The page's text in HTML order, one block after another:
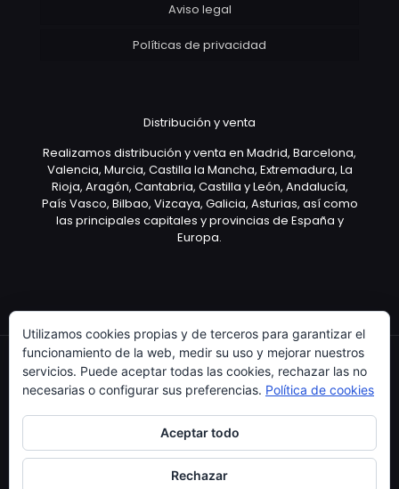
Aviso legal
Políticas de privacidad
Distribución y venta
Realizamos distribución y venta en Madrid, Barcelona,
Valencia, Murcia, Castilla la Mancha, Extremadura, La
Rioja, Aragón, Cantabria, Castilla y León, Andalucía,
País Vasco, Bilbao, Vizcaya, Galicia, Asturias, así como
las principales capitales y provincias de España y
Europa.
Utilizamos cookies propias y de terceros para garantizar el
funcionamiento de la web, medir su uso y mejorar nuestros
servicios. Puede aceptar todas las cookies, rechazar las no
necesarias o configurar sus preferencias. Política de cookies
Aceptar todo
Rechazar